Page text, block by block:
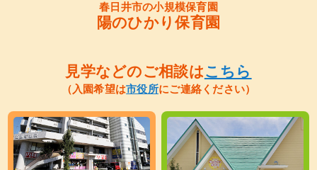
春日井市の小規模保育園
陽のひかり保育園
見学などのご相談はこちら
（入園希望は市役所にご連絡ください）